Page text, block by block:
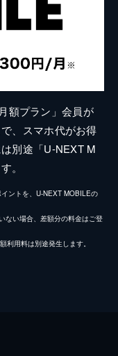
額プラン」会員が
、スマホ代がお得
別途「U-NEXT M
。
ントを、U-NEXT MOBILEの
ない場合、差額分の料金はご登
利用料は別途発生します。